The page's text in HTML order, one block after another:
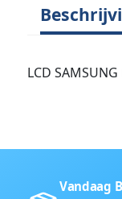
LCD
Vandaag